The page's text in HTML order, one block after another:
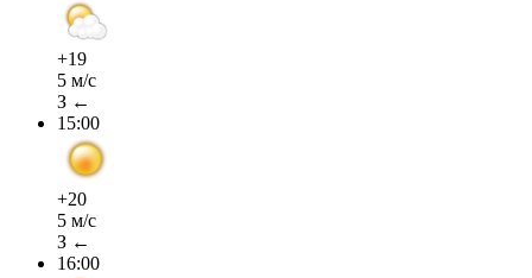
+19
5 м/с
З ←
15:00
+20
5 м/с
З ←
16:00